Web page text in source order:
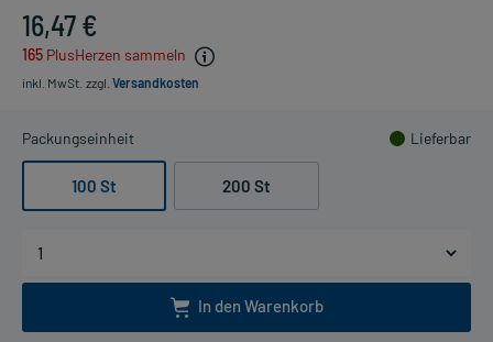
16,47 €
165 PlusHerzen sammeln
inkl. MwSt. zzgl. Versandkosten
Packungseinheit Lieferbar
100 St 200 St
In den Warenkorb